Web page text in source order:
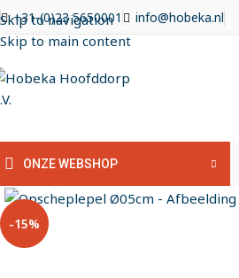
Skip to navigation
Skip to main content
+31-(0)23 5650001 info@hobeka.nl
ONZE WEBSHOP
-15%
Klik om te vergroten